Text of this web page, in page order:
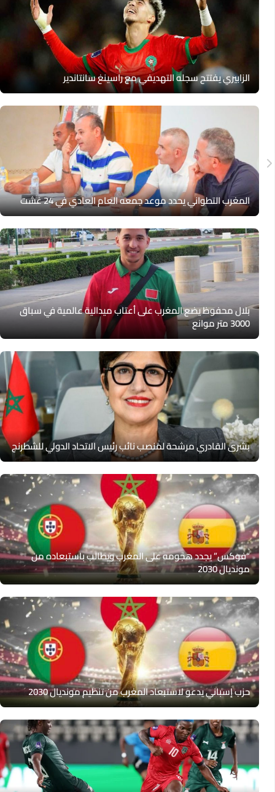
الزابيري يفتتح سجله التهديفي مع راسينغ سانتاندير
المغرب التطواني يحدد موعد جمعه العام العادي في 24 غشت
بلال محفوظ يضع المغرب على أعتاب ميدالية عالمية في سباق
3000 متر موانع
بشرى القادري مرشحة لمنصب نائب رئيس الاتحاد الدولي للشطرنج
“فوكس” يجدد هجومه على المغرب ويطالب باستبعاده من
مونديال 2030
حزب إسباني يدعو لاستبعاد المغرب من تنظيم مونديال 2030